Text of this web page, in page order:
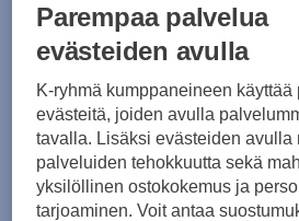
Parempaa palvelua
evästeiden avulla
K-ryhmä kumppaneineen
evästeitä, joiden avulla
tavalla. Lisäksi evästeiden avulla
palveluiden tehokkuutta sekä
yksilöllinen ostokokemus ja
tarjoaminen. Voit antaa